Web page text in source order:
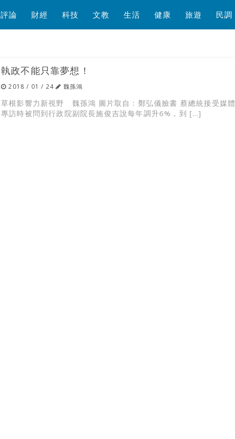
評論 財經 科技 文教 生活 健康 旅遊 民調
執政不能只靠夢想！
2018 / 01 / 24 魏孫鴻
草根影響力新視野 魏孫鴻 圖片取自：鄭弘儀臉書 蔡總統接受媒體
專訪時被問到行政院副院長施俊吉說每年調升6%，到 […]